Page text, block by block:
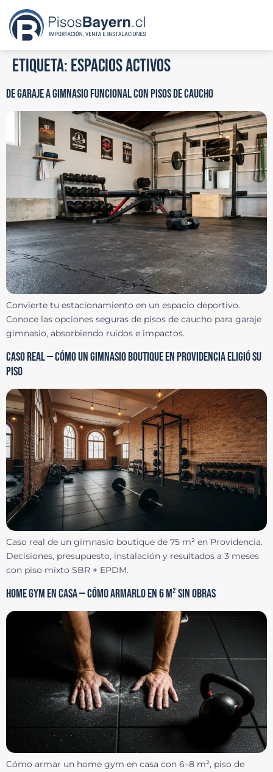
Etiqueta:Espacios Activos
DE GARAJE A GIMNASIO FUNCIONAL CON PISOS DE CAUCHO
Convierte tu estacionamiento en un espacio deportivo.
Conoce las opciones seguras de pisos de caucho para garaje
gimnasio, absorbiendo ruidos e impactos.
CASO REAL — CÓMO UN GIMNASIO BOUTIQUE EN PROVIDENCIA ELIGIÓ SU
PISO
Caso real de un gimnasio boutique de 75 m² en Providencia.
Decisiones, presupuesto, instalación y resultados a 3 meses
con piso mixto SBR + EPDM.
HOME GYM EN CASA — CÓMO ARMARLO EN 6 M² SIN OBRAS
Cómo armar un home gym en casa con 6–8 m², piso de